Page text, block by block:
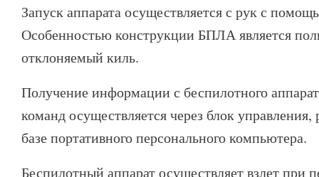
Запуск аппарата осуществляется с рук с
Особенностью конструкции БПЛА является
отклоняемый киль.
Получение информации с беспилотного
команд осуществляется через блок
базе портативного персонального компьютера.
Беспилотный аппарат осуществляет взлет при